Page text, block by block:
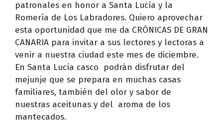
patronales en honor a Santa Lucía y la
Romería de Los Labradores. Quiero aprovechar
esta oportunidad que me da CRÓNICAS DE GRAN
CANARIA para invitar a sus lectores y lectoras a
venir a nuestra ciudad este mes de diciembre.
En Santa Lucía casco podrán disfrutar del
mejunje que se prepara en muchas casas
familiares, también del olor y sabor de
nuestras aceitunas y del aroma de los
mantecados.